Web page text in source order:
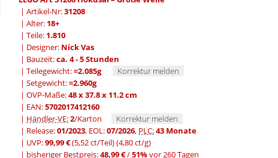
| Artikel-Nr:31208
| Alter: 18+
| Teile: 1.810
| Designer: Nick Vas
| Bauzeit:ca. 4 - 5 Stunden
| Teilegewicht:≈2.085g
Korrektur melden
| Setgewicht:≈2.960g
| OVP-Maße:48 x 37.8 x 11.2 cm
| EAN:5702017412160
| Händler-VE:2/Karton
Korrektur melden
| Release:01/2023, EOL:07/2026, PLC:43 Monate
| UVP:99,99 €(5,52 ct/Teil)(4,80 ct/g)
| bisheriger Bestpreis:48,99 €/51%vor 260 Tagen